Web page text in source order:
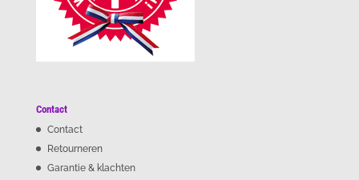
Contact
Contact
Retourneren
Garantie & klachten